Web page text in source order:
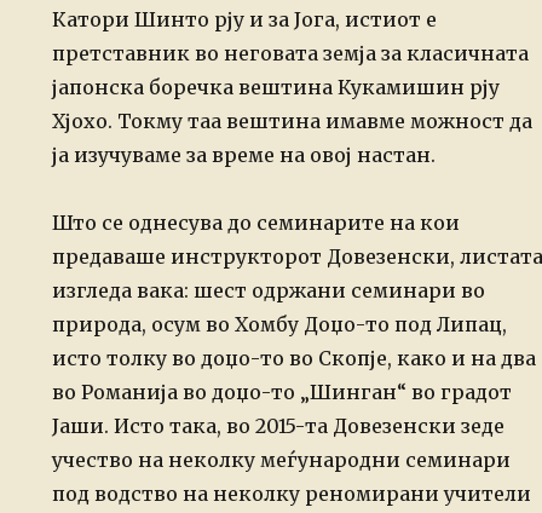
Катори Шинто рју и за Јога, истиот е
претставник во неговата земја за класичната
јапонска боречка вештина Кукамишин рју
Хјохо. Токму таа вештина имавме можност да
ја изучуваме за време на овој настан.
Што се однесува до семинарите на кои
предаваше инструкторот Довезенски, листата
изгледа вака: шест одржани семинари во
природа, осум во Хомбу Доџо-то под Липац,
исто толку во доџо-то во Скопје, како и на два
во Романија во доџо-то „Шинган“ во градот
Јаши. Исто така, во 2015-та Довезенски зеде
учество на неколку меѓународни семинари
под водство на неколку реномирани учители